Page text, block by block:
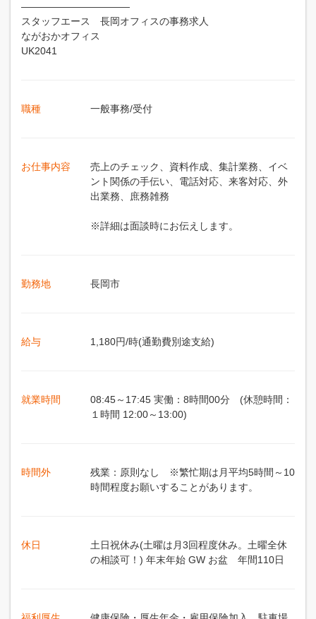
———————————
スタッフエース 長岡オフィスの事務求人
ながおかオフィス
UK2041
職種 一般事務/受付
お仕事内容
売上のチェック、資料作成、集計業務、イベ
ント関係の手伝い、電話対応、来客対応、外
出業務、庶務雑務
※詳細は面談時にお伝えします。
勤務地 長岡市
給与 1,180円/時(通勤費別途支給)
就業時間
08:45～17:45 実働：8時間00分 (休憩時間：
１時間 12:00～13:00)
時間外
残業：原則なし ※繁忙期は月平均5時間～10
時間程度お願いすることがあります。
休日
土日祝休み(土曜は月3回程度休み。土曜全休
の相談可！) 年末年始 GW お盆 年間110日